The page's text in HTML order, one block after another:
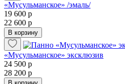
«Мусульманское» /эмаль/
19 600 р
22 600 р
В корзину
«Мусульманское» эксклюзив
24 500 р
28 200 р